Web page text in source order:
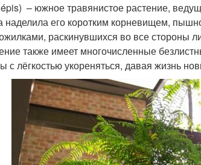
– южное травянистое растение,
наделила его коротким корневищем,
раскинувшихся во все стороны
также имеет многочисленные
с лёгкостью укореняться, давая жизнь